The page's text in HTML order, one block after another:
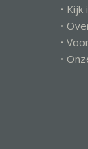
•
•
•
•